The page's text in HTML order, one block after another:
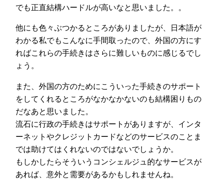
でも正直結構ハードルが高いなと思いました。。
他にも色々ぶつかるところがありましたが、日本語が
わかる私でもこんなに手間取ったので、外国の方にす
ればこれらの手続きはさらに難しいものに感じるでし
ょう。
また、外国の方のためにこういった手続きのサポート
をしてくれるところがなかなかないのも結構困りもの
だなあと思いました。
流石に行政の手続きはサポートがありますが、インタ
ーネットやクレジットカードなどのサービスのことま
では助けてはくれないのではないでしょうか。
もしかしたらそういうコンシェルジュ的なサービスが
あれば、意外と需要があるかもしれませんね。